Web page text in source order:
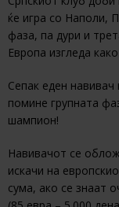
ќе игра со Наполи,
фаза, па дури и
Европа изгледа
Сепак еден навивач
помине групната
шампион!
Навивачот се
искачи на
сума, ако се знаат